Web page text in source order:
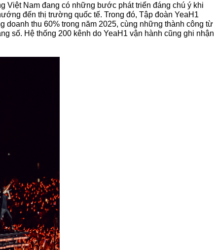
Việt Nam đang có những bước phát triển đáng chú ý khi
đến thị trường quốc tế. Trong đó, Tập đoàn YeaH1
thu 60% trong năm 2025, cùng những thành công từ
số. Hệ thống 200 kênh do YeaH1 vận hành cũng ghi nhận